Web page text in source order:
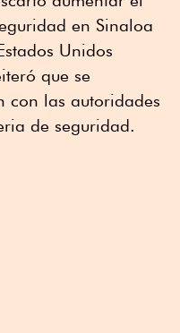
en Sinaloa
Unidos
que se
con las autoridades
de seguridad.